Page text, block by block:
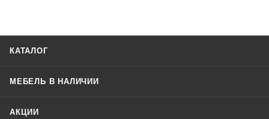
КАТАЛОГ
МЕБЕЛЬ В НАЛИЧИИ
АКЦИИ